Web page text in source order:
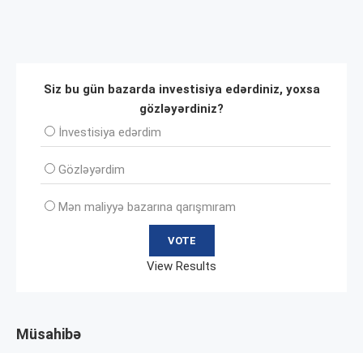
Siz bu gün bazarda investisiya edərdiniz, yoxsa
gözləyərdiniz?
İnvеstisiya edərdim
Gözləyərdim
Mən maliyyə bazarına qarışmıram
View Results
Müsahibə